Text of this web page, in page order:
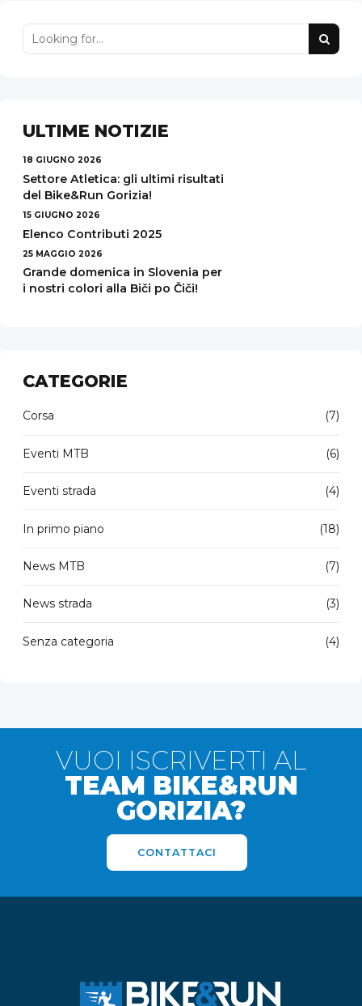
ULTIME NOTIZIE
18 GIUGNO 2026
Settore Atletica: gli ultimi risultati
del Bike&Run Gorizia!
15 GIUGNO 2026
Elenco Contributi 2025
25 MAGGIO 2026
Grande domenica in Slovenia per
i nostri colori alla Biči po Čiči!
CATEGORIE
Corsa (7)
Eventi MTB (6)
Eventi strada (4)
In primo piano (18)
News MTB (7)
News strada (3)
Senza categoria (4)
VUOI ISCRIVERTI AL
TEAM BIKE&RUN
GORIZIA?
CONTATTACI